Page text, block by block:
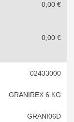
0,00 €
0,00 €
02433000
GRANIREX 6 KG
GRANI06D